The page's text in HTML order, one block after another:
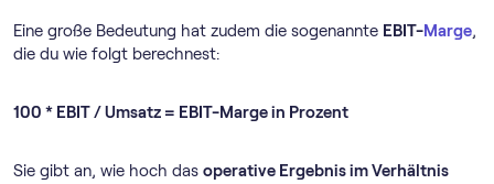
Eine große Bedeutung hat zudem die sogenannte EBIT-Marge,
die du wie folgt berechnest:
100 * EBIT / Umsatz = EBIT-Marge in Prozent
Sie gibt an, wie hoch das operative Ergebnis im Verhältnis